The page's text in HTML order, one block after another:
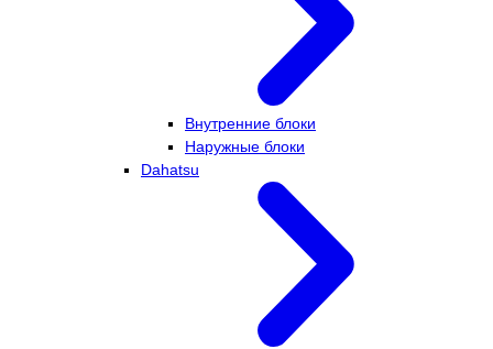
Внутренние блоки
Наружные блоки
Dahatsu